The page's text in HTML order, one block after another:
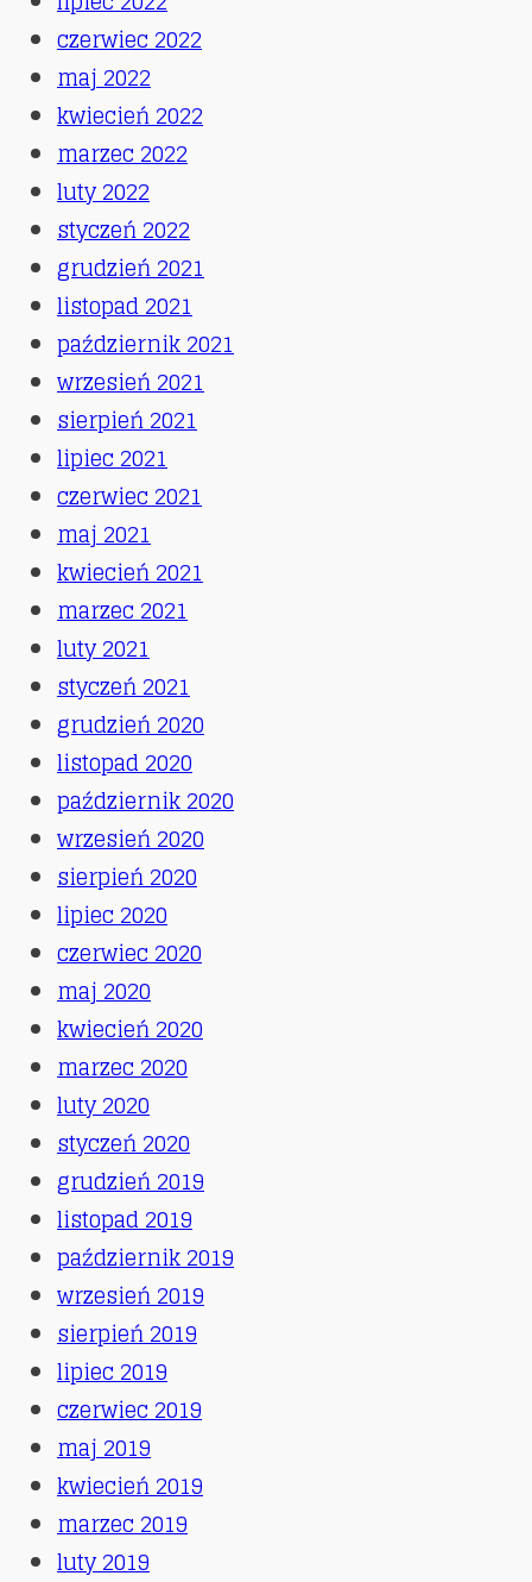
czerwiec 2022
maj 2022
kwiecień 2022
marzec 2022
luty 2022
styczeń 2022
grudzień 2021
listopad 2021
październik 2021
wrzesień 2021
sierpień 2021
lipiec 2021
czerwiec 2021
maj 2021
kwiecień 2021
marzec 2021
luty 2021
styczeń 2021
grudzień 2020
listopad 2020
październik 2020
wrzesień 2020
sierpień 2020
lipiec 2020
czerwiec 2020
maj 2020
kwiecień 2020
marzec 2020
luty 2020
styczeń 2020
grudzień 2019
listopad 2019
październik 2019
wrzesień 2019
sierpień 2019
lipiec 2019
czerwiec 2019
maj 2019
kwiecień 2019
marzec 2019
luty 2019